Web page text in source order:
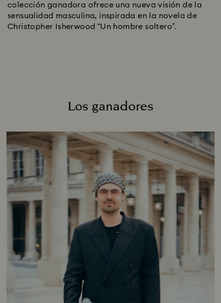
colección ganadora ofrece una nueva visión de la
sensualidad masculina, inspirada en la novela de
Christopher Isherwood “Un hombre soltero”.
Los ganadores